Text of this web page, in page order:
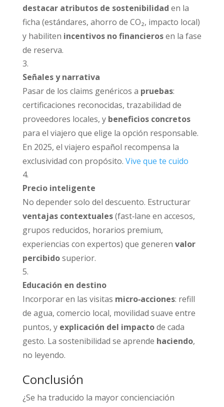
destacar atributos de sostenibilidad en la
ficha (estándares, ahorro de CO₂, impacto local)
y habiliten incentivos no financierosen la fase
de reserva.
Señales y narrativa
Pasar de los claims genéricos a pruebas:
certificaciones reconocidas, trazabilidad de
proveedores locales, y beneficios concretos
para el viajero que elige la opción responsable.
En 2025, el viajero español recompensa la
exclusividad con propósito. Vive que te cuido
Precio inteligente
No depender solo del descuento. Estructurar
ventajas contextuales(fast‑lane en accesos,
grupos reducidos, horarios premium,
experiencias con expertos) que generen valor
percibidosuperior.
Educación en destino
Incorporar en las visitas micro‑acciones: refill
de agua, comercio local, movilidad suave entre
puntos, y explicación del impactode cada
gesto. La sostenibilidad se aprende haciendo,
no leyendo.
Conclusión
¿Se ha traducido la mayor concienciación